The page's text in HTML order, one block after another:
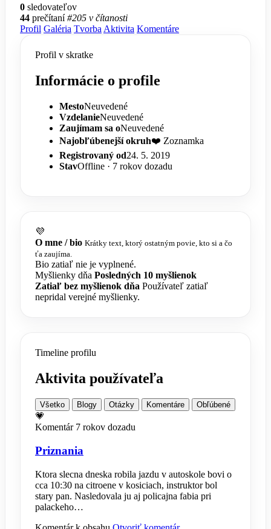
0 sledovateľov
44 prečítaní #205 v čítanosti
Profil Galéria Tvorba Aktivita Komentáre
Profil v skratke
Informácie o profile
MestoNeuvedené
VzdelanieNeuvedené
Zaujímam sa oNeuvedené
Najobľúbenejší okruh❤️ Zoznamka
Registrovaný od24. 5. 2019
StavOffline · 7 rokov dozadu
💜
O mne / bio Krátky text, ktorý ostatným povie, kto si a čo
ťa zaujíma.
Bio zatiaľ nie je vyplnené.
Myšlienky dňa Posledných 10 myšlienok
Zatiaľ bez myšlienok dňa Používateľ zatiaľ
nepridal verejné myšlienky.
Timeline profilu
Aktivita používateľa
Všetko Blogy Otázky Komentáre Obľúbené
💗
Komentár 7 rokov dozadu
Priznania
Ktora slecna dneska robila jazdu v autoskole bovi o
cca 10:30 na citroene v kosiciach, instruktor bol
stary pan. Nasledovala ju aj policajna fabia pri
palackeho…